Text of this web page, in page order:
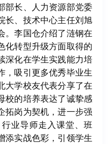
部长、人力资源部党委
长、技术中心主任刘旭
。李国仓介绍了涟钢在
化转型升级方面取得的
深化在学生实践能力培
，吸引更多优秀毕业生
大学校友代表分享了在
校的培养表达了诚挚感
拓岗为契机，进一步强
业导师走入课堂、班
添实战色彩，引领学生